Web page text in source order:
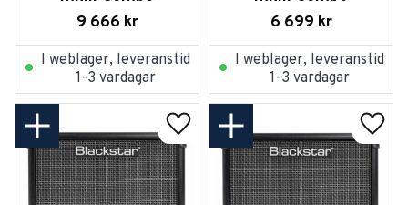
9 666 kr
I weblager, leveranstid
1-3 vardagar
6 699 kr
I weblager, leveranstid
1-3 vardagar
Lägg till i favoriter